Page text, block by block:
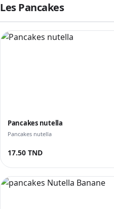
Les Pancakes
Pancakes nutella
Pancakes nutella
17.50 TND